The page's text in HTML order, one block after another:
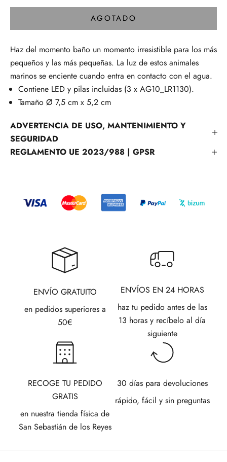
AGOTADO
Haz del momento baño un momento irresistible para los más
pequeños y las más pequeñas. La luz de estos animales
marinos se enciente cuando entra en contacto con el agua.
Contiene LED y pilas incluidas (3 x AG10_LR1130).
Tamaño Ø 7,5 cm x 5,2 cm
ADVERTENCIA DE USO, MANTENIMIENTO Y
SEGURIDAD
REGLAMENTO UE 2023/988 | GPSR
ENVÍO GRATUITO
en pedidos superiores a
50€
ENVÍOS EN 24 HORAS
haz tu pedido antes de las
13 horas y recíbelo al día
siguiente
RECOGE TU PEDIDO
GRATIS
en nuestra tienda física de
San Sebastián de los Reyes
30 días para devoluciones
rápido, fácil y sin preguntas